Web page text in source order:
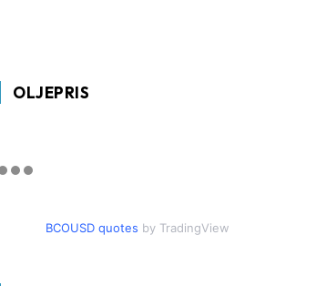
OLJEPRIS
BCOUSD quotes by TradingView